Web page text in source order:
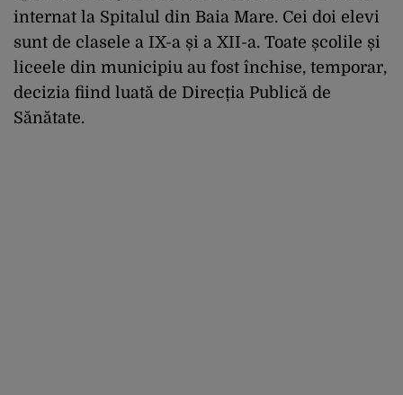
internat la Spitalul din Baia Mare. Cei doi elevi
sunt de clasele a IX-a și a XII-a. Toate școlile și
liceele din municipiu au fost închise, temporar,
decizia fiind luată de Direcția Publică de
Sănătate.